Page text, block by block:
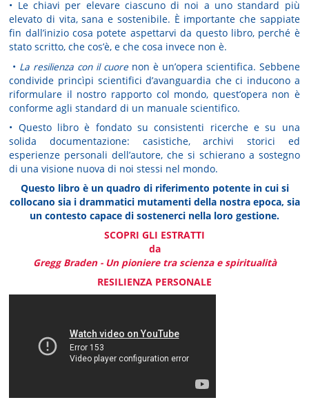
• Le chiavi per elevare ciascuno di noi a uno standard più
elevato di vita, sana e sostenibile. È importante che sappiate
fin dall’inizio cosa potete aspettarvi da questo libro, perché è
stato scritto, che cos’è, e che cosa invece non è.
• La resilienza con il cuorenon è un’opera scientifica. Sebbene
condivide princìpi scientifici d’avanguardia che ci inducono a
riformulare il nostro rapporto col mondo, quest’opera non è
conforme agli standard di un manuale scientifico.
• Questo libro è fondato su consistenti ricerche e su una
solida documentazione: casistiche, archivi storici ed
esperienze personali dell’autore, che si schierano a sostegno
di una visione nuova di noi stessi nel mondo.
Questo libro è un quadro di riferimento potente in cui si
collocano sia i drammatici mutamenti della nostra epoca, sia
un contesto capace di sostenerci nella loro gestione.
SCOPRI GLI ESTRATTI
da
Gregg Braden - Un pioniere tra scienza e spiritualità
RESILIENZA PERSONALE